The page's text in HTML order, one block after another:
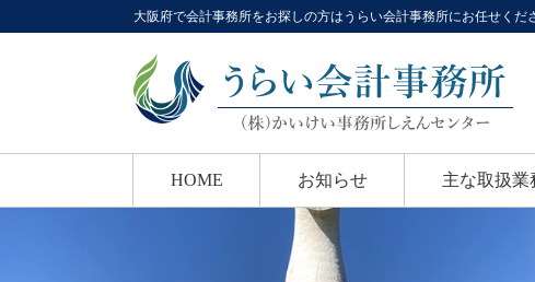
大阪府で会計事務所をお探しの方はうらい会計事務所にお任せく
HOME お知らせ 主な取扱業